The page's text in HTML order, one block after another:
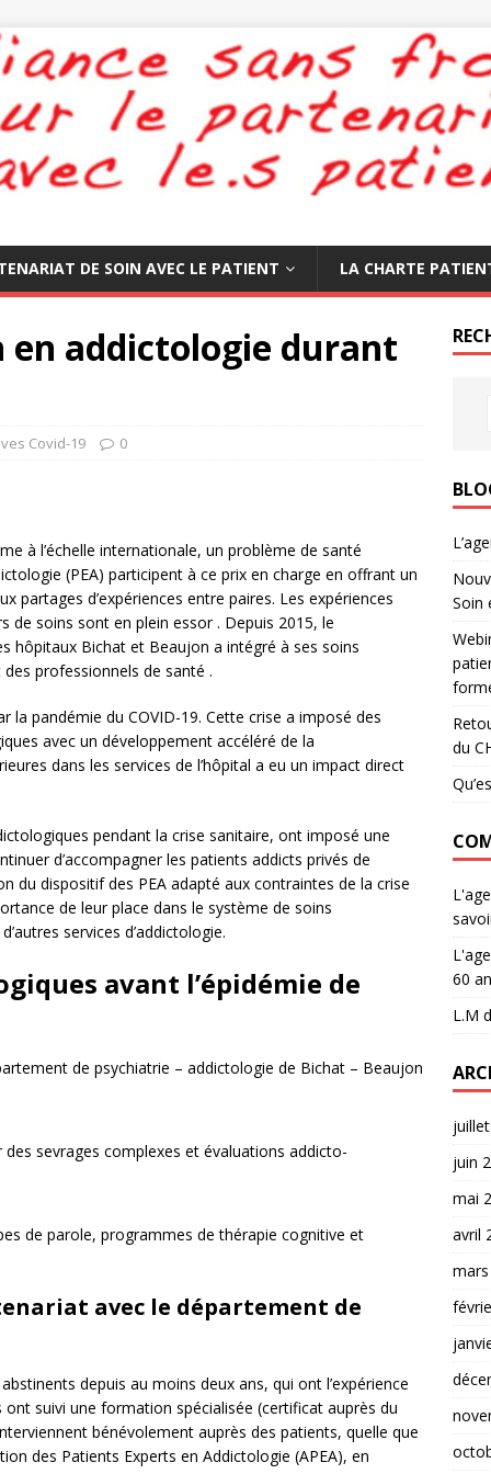
DE SOIN AVEC LE PATIENT LA CHARTE
addictologie durant
Covid-19 0
à l’échelle internationale, un problème de santé
(PEA) participent à ce prix en charge en offrant un
partages d’expériences entre paires. Les expériences
de soins sont en plein essor . Depuis 2015, le
hôpitaux Bichat et Beaujon a intégré à ses soins
professionnels de santé .
la pandémie du COVID-19. Cette crise a imposé des
avec un développement accéléré de la
dans les services de l’hôpital a eu un impact direct
pendant la crise sanitaire, ont imposé une
d’accompagner les patients addicts privés de
du dispositif des PEA adapté aux contraintes de la crise
de leur place dans le système de soins
services d’addictologie.
avant l’épidémie de
de psychiatrie – addictologie de Bichat – Beaujon
sevrages complexes et évaluations addicto-
de parole, programmes de thérapie cognitive et
avec le département de
depuis au moins deux ans, qui ont l’expérience
suivi une formation spécialisée (certificat auprès du
bénévolement auprès des patients, quelle que
des Patients Experts en Addictologie (APEA), en
Soin
du
60
L.M
juin
mai
avril